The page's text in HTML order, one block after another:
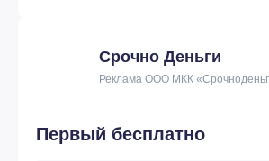
Срочно Деньги
Реклама ООО МКК
Первый бесплатно